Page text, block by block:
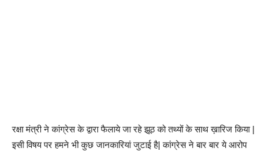
रक्षा मंत्री ने कांग्रेस के द्वारा फैलाये जा रहे झूठ को तथ्यों के साथ ख़ारिज किया |
इसी विषय पर हमने भी कुछ जानकारियां जुटाई है| कांग्रेस ने बार बार ये आरोप